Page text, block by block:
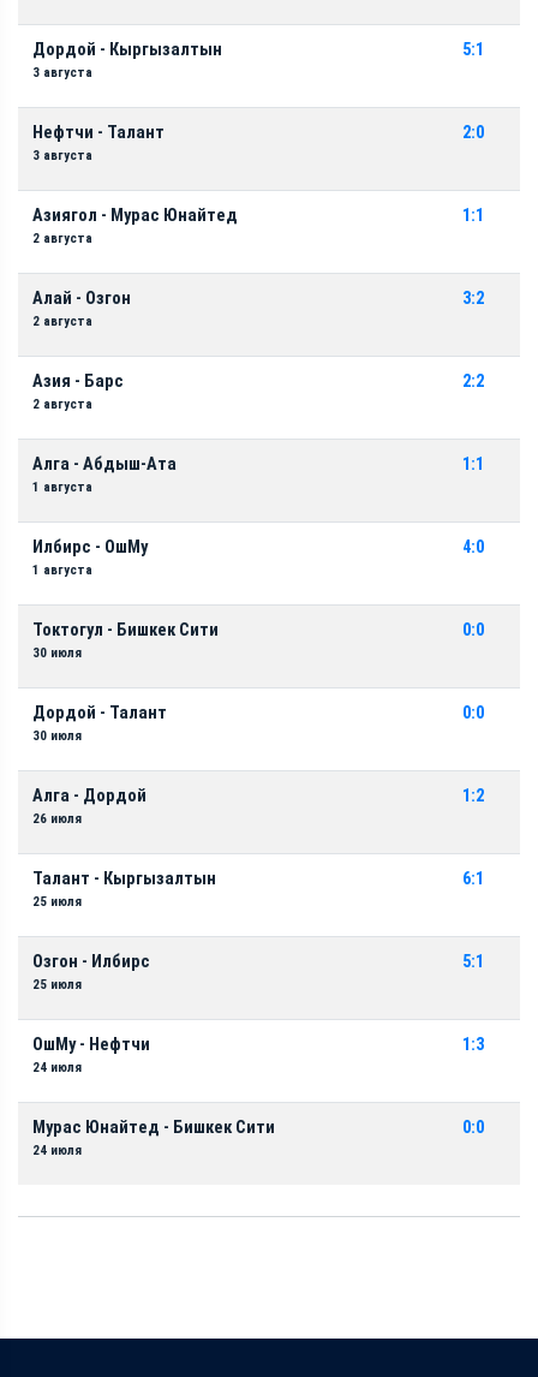
Дордой - Кыргызалтын
3 августа
5:1
Нефтчи - Талант
3 августа
2:0
Азиягол - Мурас Юнайтед
2 августа
1:1
Алай - Озгон
2 августа
3:2
Азия - Барс
2 августа
2:2
Алга - Абдыш-Ата
1 августа
1:1
Илбирс - ОшМу
1 августа
4:0
Токтогул - Бишкек Сити
30 июля
0:0
Дордой - Талант
30 июля
0:0
Алга - Дордой
26 июля
1:2
Талант - Кыргызалтын
25 июля
6:1
Озгон - Илбирс
25 июля
5:1
ОшМу - Нефтчи
24 июля
1:3
Мурас Юнайтед - Бишкек Сити
24 июля
0:0